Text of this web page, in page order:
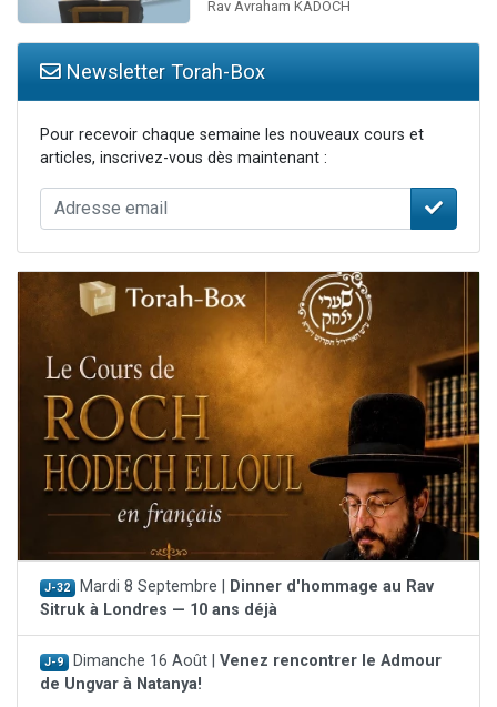
Rav Avraham KADOCH
Newsletter Torah-Box
Pour recevoir chaque semaine les nouveaux cours et
articles, inscrivez-vous dès maintenant :
J-32 Mardi 8 Septembre |
Dinner d'hommage au Rav
Sitruk à Londres — 10 ans déjà
J-9 Dimanche 16 Août | Venez rencontrer le Admour
de Ungvar à Natanya!